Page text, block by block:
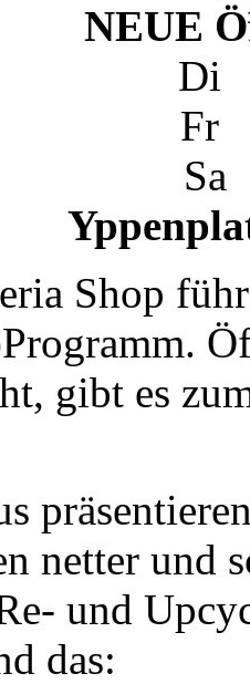
NEUE
Di
Fr
Sa
Shop
gibt es
netter und
und
das: